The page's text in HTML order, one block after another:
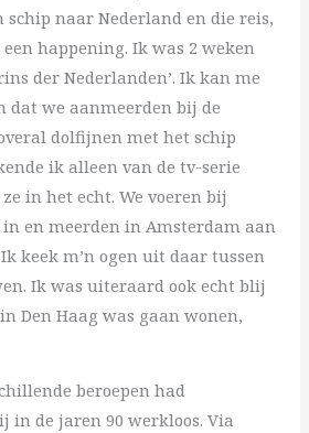
naar Nederland en die reis,
happening. Ik was 2 weken
der Nederlanden’. Ik kan me
dat we aanmeerden bij de
dolfijnen met het schip
ik alleen van de tv-serie
in het echt. We voeren bij
en meerden in Amsterdam aan
keek m’n ogen uit daar tussen
Ik was uiteraard ook echt blij
Den Haag was gaan wonen,
beroepen had
in de jaren 90 werkloos. Via